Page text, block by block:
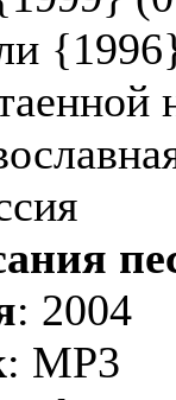
: 2004
: MP3